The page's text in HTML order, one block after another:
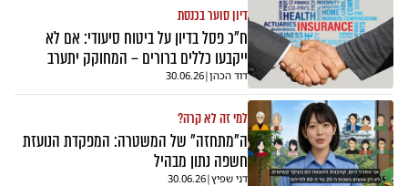
דיון סוער בכנסת
ח"כ פסל בדיון על ביטוח סיעודי: אם לא
ייקבעו כללים ברורים – המחוקק יתערב
דוד הכהן|
30.06.26
למי זה לא קרה?
ה"מתחזה" של המשטרה: המפקדת הנועזת
חשפה נתון מבהיל
דני שפיץ|
30.06.26